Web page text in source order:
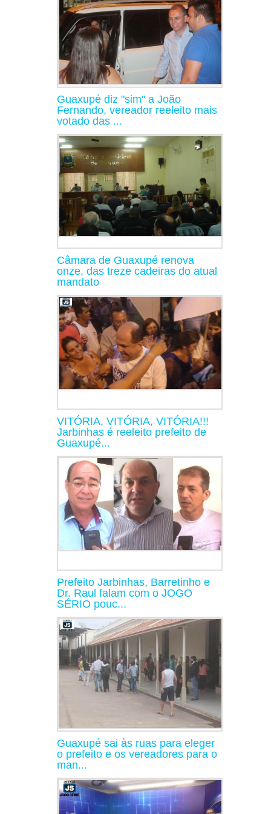
Guaxupé diz "sim" a João
Fernando, vereador reeleito mais
votado das ...
Câmara de Guaxupé renova
onze, das treze cadeiras do atual
mandato
VITÓRIA, VITÓRIA, VITÓRIA!!!
Jarbinhas é reeleito prefeito de
Guaxupé...
Prefeito Jarbinhas, Barretinho e
Dr. Raul falam com o JOGO
SÉRIO pouc...
Guaxupé sai às ruas para eleger
o prefeito e os vereadores para o
man...